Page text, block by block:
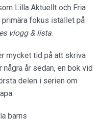
Lilla Aktuellt och Fria
fokus istället på
vlogg & lista.
mycket tid på att skriva
år sedan, en bok vid
delen i serien om
barns